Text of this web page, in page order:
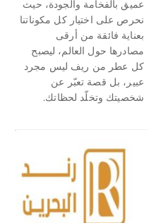
عميق بالفخامة والجودة، حيث
نحرص على اختيار كل مكوناتنا
بعناية فائقة من أرقى
مصادرها حول العالم، ليصبح
كل عطر من ريف ليس مجرد
عبير، بل قصة تعبّر عن
شخصيتك وتخلّد لحظاتك.